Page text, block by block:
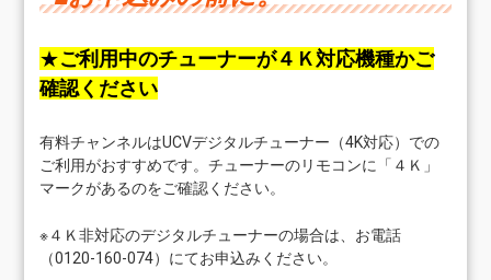
★ご利用中のチューナーが４Ｋ対応機種かご
確認ください
有料チャンネルはUCVデジタルチューナー（4K対応）での
ご利用がおすすめです。チューナーのリモコンに「４Ｋ」
マークがあるのをご確認ください。
※４Ｋ非対応のデジタルチューナーの場合は、お電話
（0120-160-074）にてお申込みください。